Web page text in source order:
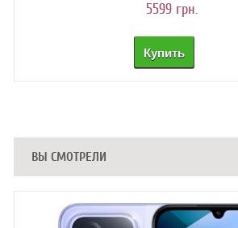
5599 грн.
ВЫ СМОТРЕЛИ